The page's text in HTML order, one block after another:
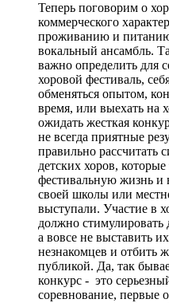
Теперь поговорим о
коммерческого
проживанию и питанию
вокальный ансамбль.
важно определить для
хоровой фестиваль,
обменяться опытом,
время, или выехать на
ожидать жесткая
не всегда приятные
правильно рассчитать
детских хоров,
фестивальную жизнь и
своей школы или
выступали. Участие в
должно стимулировать
а вовсе не выставить
незнакомцев и отбить
публикой. Да, так
конкурс - это
соревнование,